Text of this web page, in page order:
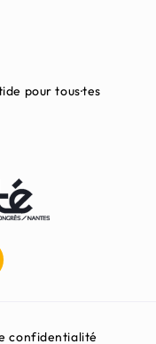
pour tous·tes
confidentialité